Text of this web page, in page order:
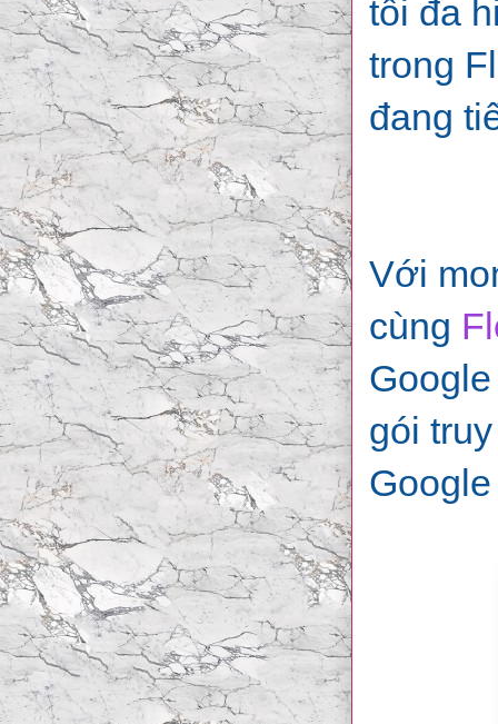
tối đa
trong
đang
Với
cùng
gói